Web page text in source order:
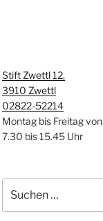
Stift Zwettl 12,
3910 Zwettl
02822-52214
Montag bis Freitag von
7.30 bis 15.45 Uhr
nach: